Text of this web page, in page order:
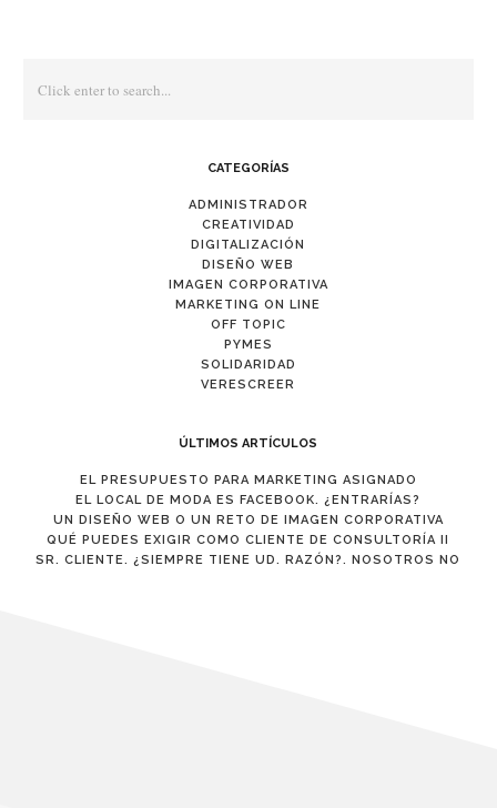
CATEGORÍAS
ADMINISTRADOR
CREATIVIDAD
DIGITALIZACIÓN
DISEÑO WEB
IMAGEN CORPORATIVA
MARKETING ON LINE
OFF TOPIC
PYMES
SOLIDARIDAD
VERESCREER
ÚLTIMOS ARTÍCULOS
EL PRESUPUESTO PARA MARKETING ASIGNADO
EL LOCAL DE MODA ES FACEBOOK. ¿ENTRARÍAS?
UN DISEÑO WEB O UN RETO DE IMAGEN CORPORATIVA
QUÉ PUEDES EXIGIR COMO CLIENTE DE CONSULTORÍA II
SR. CLIENTE. ¿SIEMPRE TIENE UD. RAZÓN?. NOSOTROS NO